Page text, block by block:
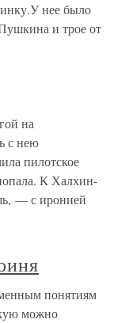
нее было
и трое от
на
с нею
пилотское
К Халхин-
— с иронией
понятиям
можно